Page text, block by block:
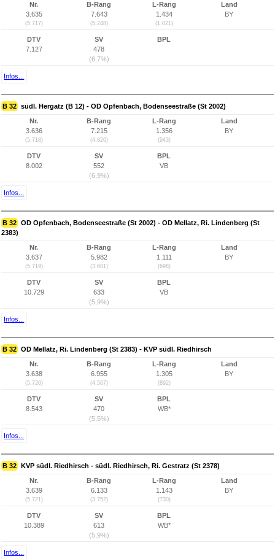
Nr.
3.635
(5.717)
B-Rang
7.643
(5.248)
L-Rang
1.434
(1.021)
Land
BY
DTV
7.127
SV
478
(6,7%)
BPL
Infos...
B 32 südl. Hergatz (B 12) - OD Opfenbach, Bodenseestraße (St 2002)
Nr.
3.636
(5.718)
B-Rang
7.215
(4.826)
L-Rang
1.356
(943)
Land
BY
DTV
8.002
SV
552
(6,9%)
BPL
VB
Infos...
B 32 OD Opfenbach, Bodenseestraße (St 2002) - OD Mellatz, Ri. Lindenberg (St
2383)
Nr.
3.637
(5.719)
B-Rang
5.982
(3.601)
L-Rang
1.111
(698)
Land
BY
DTV
10.729
SV
633
(5,9%)
BPL
VB
Infos...
B 32 OD Mellatz, Ri. Lindenberg (St 2383) - KVP südl. Riedhirsch
Nr.
3.638
(5.720)
B-Rang
6.955
(4.567)
L-Rang
1.305
(892)
Land
BY
DTV
8.543
SV
470
(5,5%)
BPL
WB*
Infos...
B 32 KVP südl. Riedhirsch - südl. Riedhirsch, Ri. Gestratz (St 2378)
Nr.
3.639
(5.721)
B-Rang
6.133
(3.752)
L-Rang
1.143
(730)
Land
BY
DTV
10.389
SV
613
(5,9%)
BPL
WB*
Infos...